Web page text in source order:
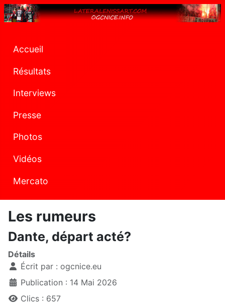
Accueil
Résultats
Interviews
Presse
Photos
Vidéos
Mercato
Les rumeurs
Dante, départ acté?
Détails
Écrit par : ogcnice.eu
Publication : 14 Mai 2026
Clics : 657